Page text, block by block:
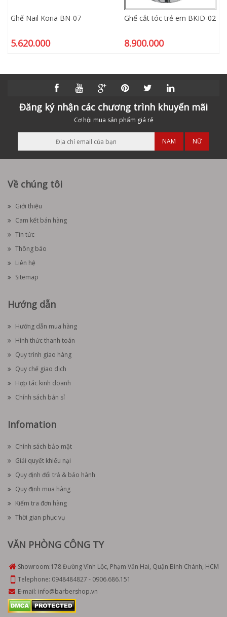
Ghế Nail Koria BN-07
5.620.000
Ghế cắt tóc trẻ em BKID-02
8.900.000
Đăng ký nhận các chương trình khuyến mãi
Cơ hội mua sản phẩm giá rẻ
NAM NỮ
Về chúng tôi
Giới thiệu
Cam kết bán hàng
Tin tức
Thông báo
Liên hệ
Sitemap
Hướng dẫn
Hướng dẫn mua hàng
Hình thức thanh toán
Quy trình giao hàng
Quy chế giao dịch
Hợp tác kinh doanh
Chính sách bán sỉ
Infomation
Chính sách bảo mật
Giải quyết khiếu nại
Quy định đổi trả & bảo hành
Quy định mua hàng
Kiểm tra đơn hàng
Thời gian phục vụ
VĂN PHÒNG CÔNG TY
Showroom:178 Đường Vĩnh Lộc, Phạm Văn Hai, Quận Bình Chánh, HCM
Telephone: 0948484827 - 0906.686.151
E-mail: info@barbershop.vn